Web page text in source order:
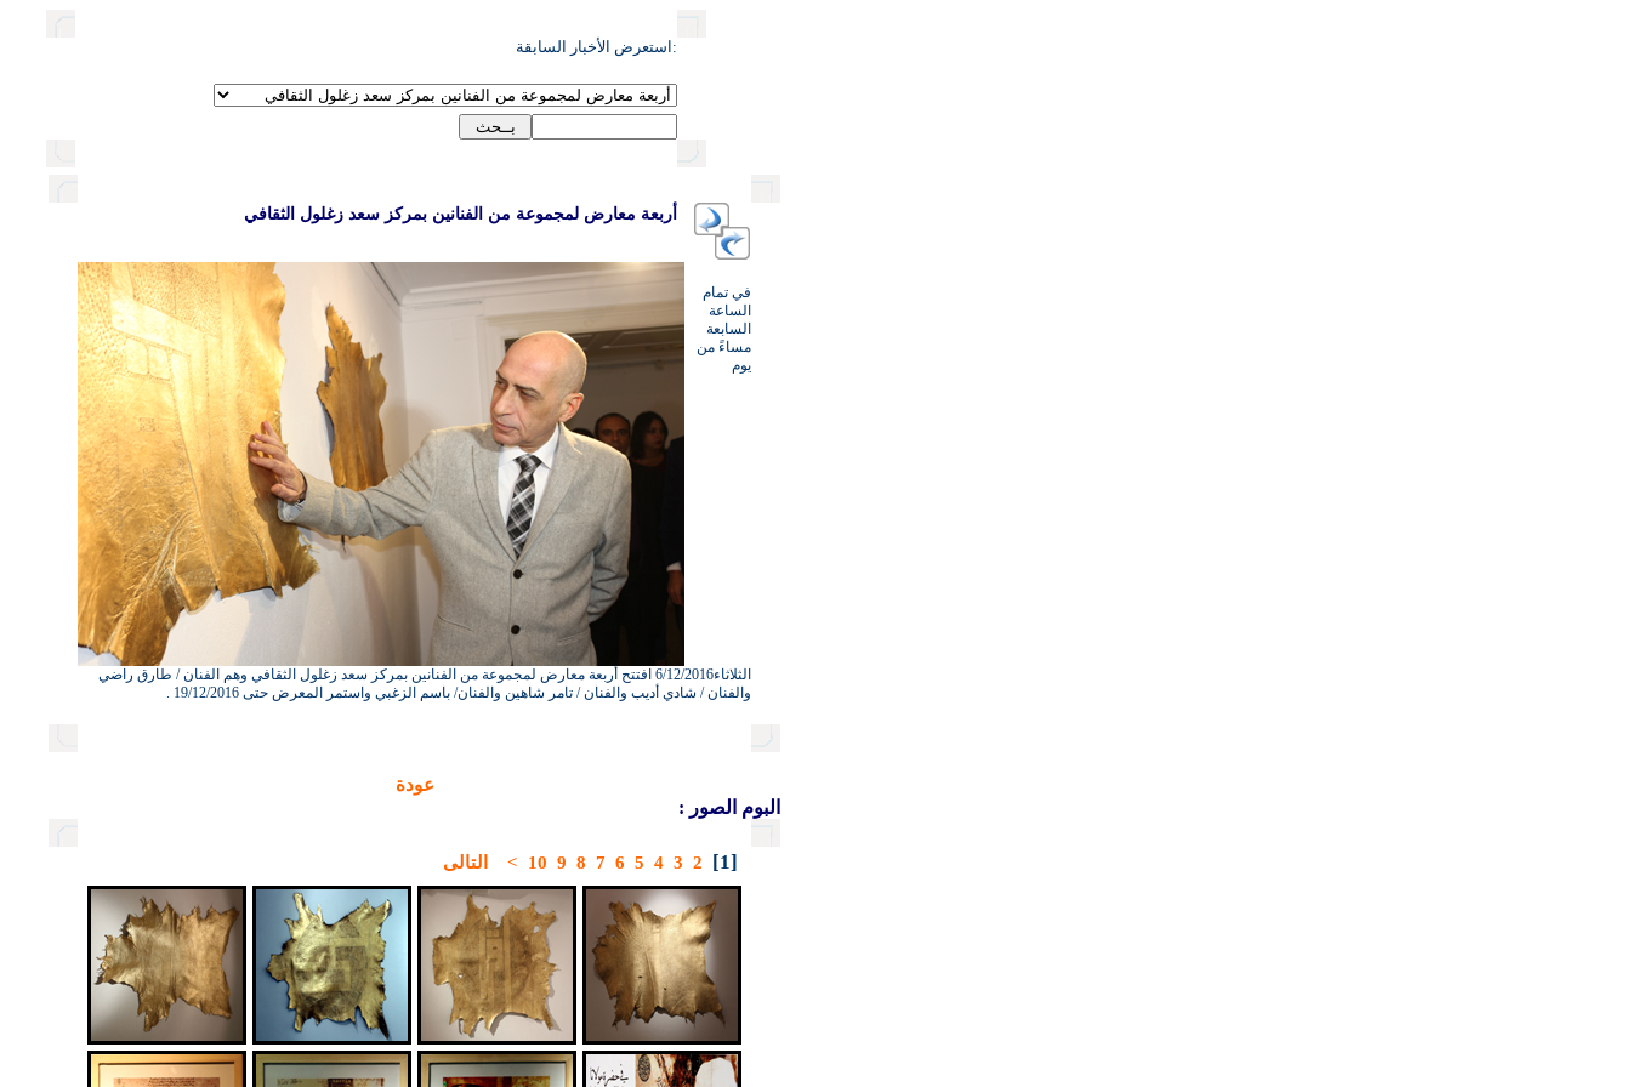
:استعرض الأخبار السابقة
أربعة معارض لمجموعة من الفنانين بمركز سعد زغلول الثقافي
في تمام
الساعة
السابعة
مساءً من
يوم
الثلاثاء6/12/2016 افتتح أربعة معارض لمجموعة من الفنانين بمركز سعد زغلول الثقافي وهم الفنان / طارق راضي
والفنان / شادي أديب والفنان / تامر شاهين والفنان/ باسم الزغبي واستمر المعرض حتى 19/12/2016 .
عودة
البوم الصور :
[1]
2
3
4
5
6
7
8
9
10
> التالى